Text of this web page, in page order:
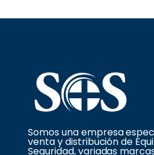
Somos una empresa
venta y distribución de
Seguridad, variadas